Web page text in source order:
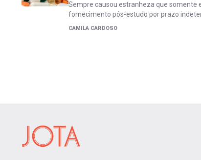
Sempre causou estranheza que somente
fornecimento pós-estudo por prazo
CAMILA CARDOSO